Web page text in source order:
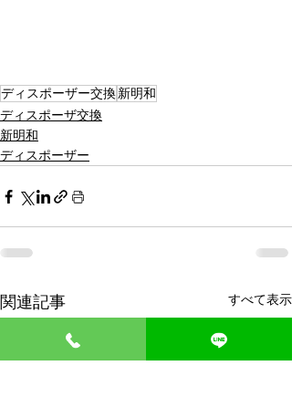
ディスポーザー交換新明和
ディスポーザ交換
新明和
ディスポーザー
関連記事 すべて表示